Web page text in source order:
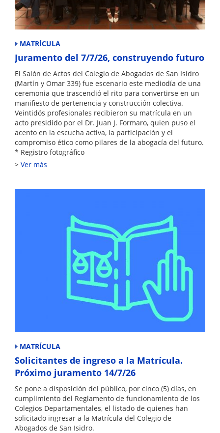
MATRÍCULA
Juramento del 7/7/26, construyendo futuro
El Salón de Actos del Colegio de Abogados de San Isidro
(Martín y Omar 339) fue escenario este mediodía de una
ceremonia que trascendió el rito para convertirse en un
manifiesto de pertenencia y construcción colectiva.
Veintidós profesionales recibieron su matrícula en un
acto presidido por el Dr. Juan J. Formaro, quien puso el
acento en la escucha activa, la participación y el
compromiso ético como pilares de la abogacía del futuro.
* Registro fotográfico
Ver más
MATRÍCULA
Solicitantes de ingreso a la Matrícula.
Próximo juramento 14/7/26
Se pone a disposición del público, por cinco (5) días, en
cumplimiento del Reglamento de funcionamiento de los
Colegios Departamentales, el listado de quienes han
solicitado ingresar a la Matrícula del Colegio de
Abogados de San Isidro.